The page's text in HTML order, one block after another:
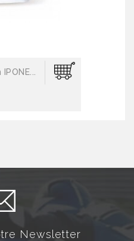
Newsletter